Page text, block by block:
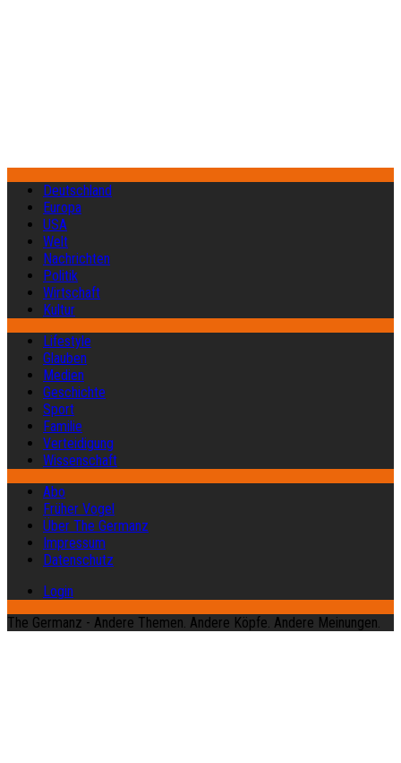
Deutschland
Europa
USA
Welt
Nachrichten
Politik
Wirtschaft
Kultur
Lifestyle
Glauben
Medien
Geschichte
Sport
Familie
Verteidigung
Wissenschaft
Abo
Früher Vogel
Über The Germanz
Impressum
Datenschutz
Login
The Germanz - Andere Themen. Andere Köpfe. Andere Meinungen.